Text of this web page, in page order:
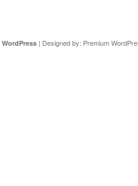
WordPress| Designed by: Premium